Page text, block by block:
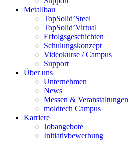
Metallbau
TopSolid’Steel
TopSolid’Virtual
Erfolgsgeschichten
Schulungskonzept
Videokurse / Campus
Support
Über uns
Unternehmen
News
Messen & Veranstaltungen
moldtech Campus
Karriere
Jobangebote
Initiativbewerbung